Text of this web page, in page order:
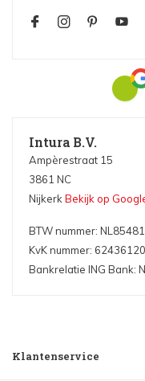
Intura B.V.
Ampèrestraat 15
3861 NC
Nijkerk Bekijk op
BTW nummer:
KvK nummer: 62436120
Bankrelatie ING Bank:
Klantenservice